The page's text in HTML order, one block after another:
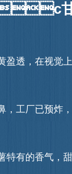
甘
，在视觉上
厂已预炸，开
红薯特有的香